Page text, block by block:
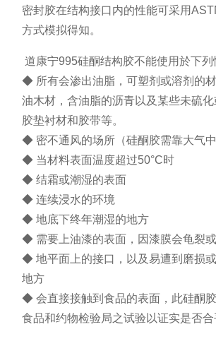
密封胶在结构接口内的性能可采用
方式模拟得知。
道康宁995硅酮结构胶不能使用於下列
◆ 所有会渗出油脂，可塑剂或溶剂的
油木材，含油脂的沥青以及某些未硫
胶垫衬材和胶带等。
◆ 密不通风的场所（硅酮胶需靠大气
◆ 当材料表面温度超过50°C时
◆ 结霜或潮湿的表面
◆ 连续浸水的环境
◆ 地底下终年潮湿的地方
◆ 需要上油漆的表面，因漆膜会龟裂
◆ 地平面上的接口，以及易遭到磨损
地方
◆ 会直接接触到食品的表面，此硅酮
食品和约物检验局之试验以证实是否合